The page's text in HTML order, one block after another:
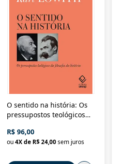
O sentido na história: Os
pressupostos teológicos
R$ 96,00
ou4X de R$ 24,00sem juros